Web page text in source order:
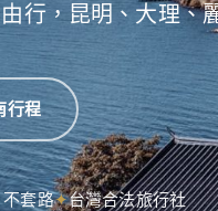
行，昆明、大理、
行程
套路 台灣合法旅行社